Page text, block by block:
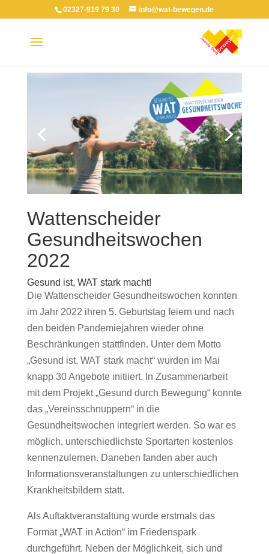
02327-919 79 30 info@wat-bewegen.de
Wattenscheider
Gesundheitswochen
2022
Gesund ist, WAT stark macht!
Die Wattenscheider Gesundheitswochen konnten
im Jahr 2022 ihren 5. Geburtstag feiern und nach
den beiden Pandemiejahren wieder ohne
Beschränkungen stattfinden. Unter dem Motto
„Gesund ist, WAT stark macht“ wurden im Mai
knapp 30 Angebote initiiert. In Zusammenarbeit
mit dem Projekt „Gesund durch Bewegung“ konnte
das „Vereinsschnuppern“ in die
Gesundheitswochen integriert werden. So war es
möglich, unterschiedlichste Sportarten kostenlos
kennenzulernen. Daneben fanden aber auch
Informationsveranstaltungen zu unterschiedlichen
Krankheitsbildern statt.
Als Auftaktveranstaltung wurde erstmals das
Format „WAT in Action“ im Friedenspark
durchgeführt. Neben der Möglichkeit, sich und